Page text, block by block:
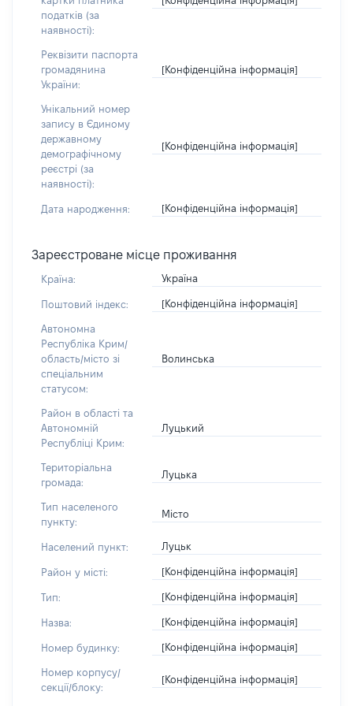
податків (за
наявності):
Реквізити паспорта
громадянина
України:
[Конфіденційна інформація]
Унікальний номер
запису в Єдиному
державному
демографічному
реєстрі (за
наявності):
[Конфіденційна інформація]
Дата народження: [Конфіденційна інформація]
Зареєстроване місце проживання
Країна: Україна
Поштовий індекс: [Конфіденційна інформація]
Автономна
Республіка Крим/
область/місто зі
спеціальним
статусом:
Волинська
Район в області та
Автономній
Республіці Крим:
Луцький
Територіальна
громада:
Луцька
Тип населеного
пункту:
Місто
Населений пункт: Луцьк
Район у місті: [Конфіденційна інформація]
Тип: [Конфіденційна інформація]
Назва: [Конфіденційна інформація]
Номер будинку: [Конфіденційна інформація]
Номер корпусу/
секції/блоку:
[Конфіденційна інформація]